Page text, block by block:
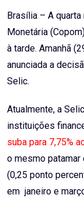
Brasília – A
Monetária
à tarde. Amanhã
anunciada a
Selic.
Atualmente, a
instituições
suba para 7,75%
o mesmo patamar
(0,25 ponto
em janeiro e